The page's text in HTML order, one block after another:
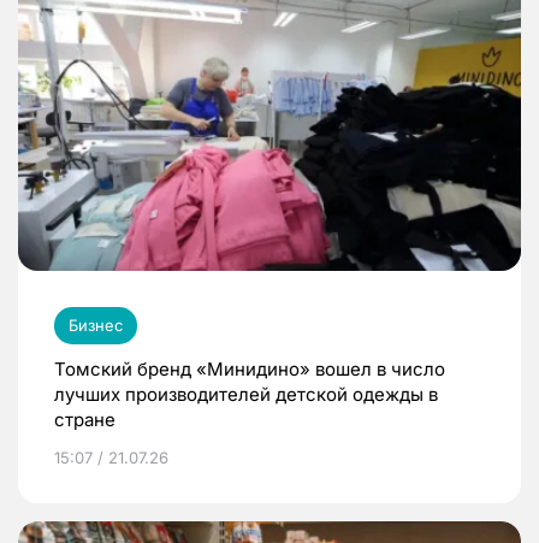
Бизнес
Томский бренд «Минидино» вошел в число
лучших производителей детской одежды в
стране
15:07 / 21.07.26